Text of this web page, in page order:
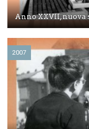
Anno XXVII, nuova
2007